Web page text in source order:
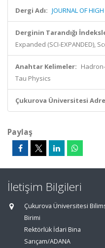
Dergi Adı: JOURNAL OF
Derginin Tarandığı
Expanded (SCI-EXPANDED),
Anahtar Kelimeler:
Tau Physics
Çukurova Üniversitesi
Paylaş
İletişim Bilgileri
Çukurova Üniversitesi
Birimi
Rektörlük İdari Bina
Sarıçam/ADANA